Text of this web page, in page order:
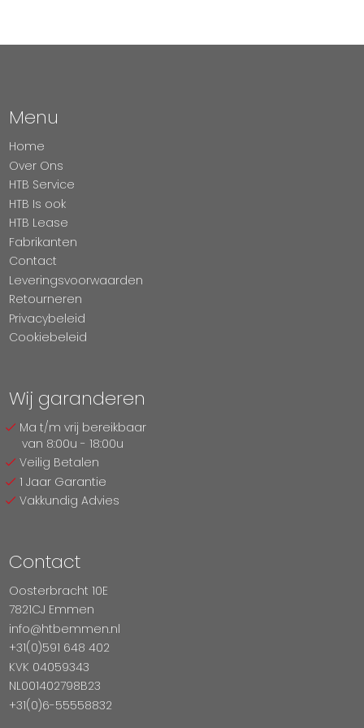
Menu
Home
Over Ons
HTB Service
HTB Is ook
HTB Lease
Fabrikanten
Contact
Leveringsvoorwaarden
Retourneren
Privacybeleid
Cookiebeleid
Wij garanderen
Ma t/m vrij bereikbaar
van 8:00u - 18:00u
Veilig Betalen
1 Jaar Garantie
Vakkundig Advies
Contact
Oosterbracht 10E
7821CJ Emmen
info@htbemmen.nl
+31(0)591 648 402
KVK 04059343
NL001402798B23
+31(0)6-55558832